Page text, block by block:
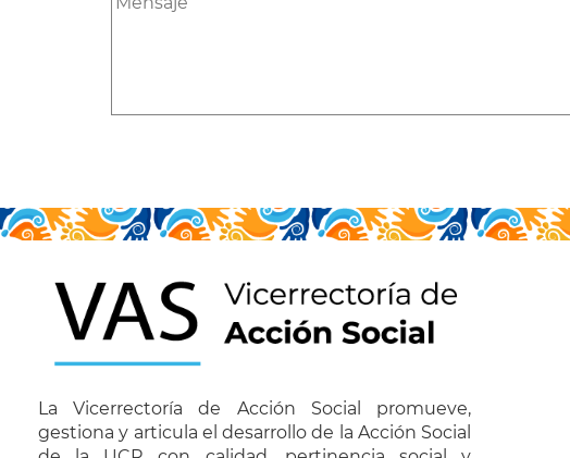
La Vicerrectoría de Acción Social promueve,
gestiona y articula el desarrollo de la Acción Social